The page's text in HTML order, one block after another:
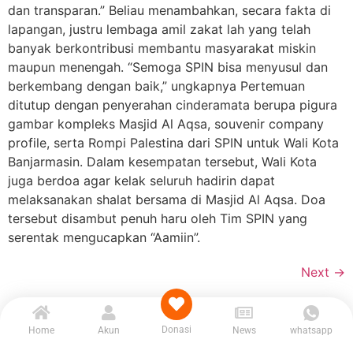
dan transparan.” Beliau menambahkan, secara fakta di
lapangan, justru lembaga amil zakat lah yang telah
banyak berkontribusi membantu masyarakat miskin
maupun menengah. “Semoga SPIN bisa menyusul dan
berkembang dengan baik,” ungkapnya Pertemuan
ditutup dengan penyerahan cinderamata berupa pigura
gambar kompleks Masjid Al Aqsa, souvenir company
profile, serta Rompi Palestina dari SPIN untuk Wali Kota
Banjarmasin. Dalam kesempatan tersebut, Wali Kota
juga berdoa agar kelak seluruh hadirin dapat
melaksanakan shalat bersama di Masjid Al Aqsa. Doa
tersebut disambut penuh haru oleh Tim SPIN yang
serentak mengucapkan “Aamiin”.
Next →
Home Akun Donasi News whatsapp